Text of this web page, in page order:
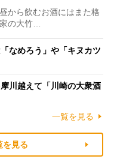
から飲むお酒にはまた格
の大竹…
なめろう」や「キヌカツ
川越えて「川崎の大衆酒
一覧を見る
を見る